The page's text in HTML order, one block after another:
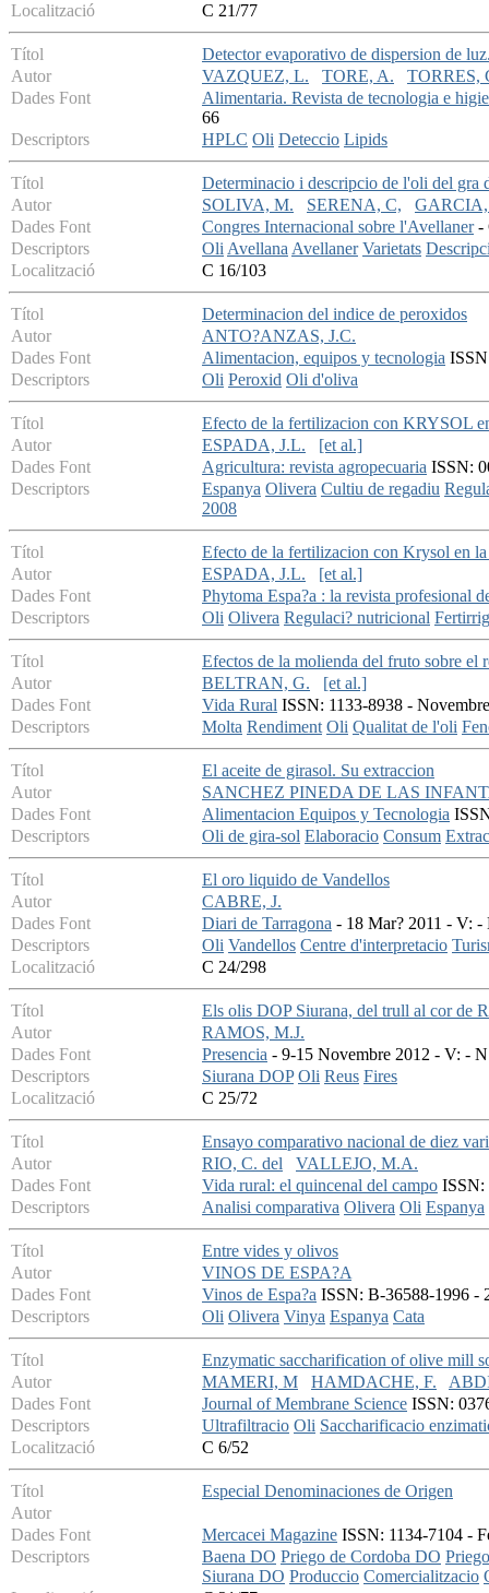
Localització
C 21/77
Títol
Detector evaporativo de dispersion de
Autor
VAZQUEZ, L. TORE, A.
TORRES,
Dades Font
Alimentaria. Revista de tecnologia e
66
Descriptors
HPLC Oli Deteccio Lipids
Títol
Determinacio i descripcio de l'oli del gra
Autor
SOLIVA, M. SERENA, C,
Dades Font
Congres Internacional sobre l'Avellaner-
Descriptors
OliAvellanaAvellaner Varietats
Localització
C 16/103
Títol
Determinacion del indice de peroxidos
Autor
ANTO?ANZAS, J.C.
Dades Font
Alimentacion, equipos y tecnologia
Descriptors
Oli Peroxid Oli d'oliva
Títol
Efecto de la fertilizacion con KRYSOL
Autor
ESPADA, J.L.
[et al.]
Dades Font
Agricultura: revista agropecuaria ISSN:
Descriptors
Espanya Olivera Cultiu de regadiu
2008
Títol
Efecto de la fertilizacion con Krysol en
Autor
ESPADA, J.L.
[et al.]
Dades Font
Phytoma Espa?a : la revista profesional
Descriptors
Oli Olivera Regulaci? nutricional
Títol
Efectos de la molienda del fruto sobre el
Autor
BELTRAN, G.
[et al.]
Dades Font
Vida Rural ISSN: 1133-8938 -
Descriptors
Molta Rendiment Oli Qualitat de l'oli
Títol
El aceite de girasol. Su extraccion
Autor
SANCHEZ PINEDA DE LAS
Dades Font
Alimentacion Equipos y Tecnologia
Descriptors
Oli de gira-sol Elaboracio Consum
Títol
El oro liquido de Vandellos
Autor
CABRE, J.
Dades Font
Diari de Tarragona - 18 Mar? 2011 - V: -
Descriptors
Oli Vandellos Centre d'interpretacio
Localització
C 24/298
Títol
Els olis DOP Siurana, del trull al cor de
Autor
RAMOS, M.J.
Dades Font
Presencia - 9-15 Novembre 2012 - V: -
Descriptors
Siurana DOP Oli Reus Fires
Localització
C 25/72
Títol
Ensayo comparativo nacional de diez
Autor
RIO, C. del
VALLEJO, M.A.
Dades Font
Vida rural: el quincenal del campo ISSN:
Descriptors
Analisi comparativa Olivera Oli Espanya
Títol
Entre vides y olivos
Autor
VINOS DE ESPA?A
Dades Font
Vinos de Espa?a ISSN: B-36588-1996 -
Descriptors
Oli Olivera Vinya Espanya Cata
Títol
Enzymatic saccharification of olive mill
Autor
MAMERI, M HAMDACHE, F.
Dades Font
Journal of Membrane Science ISSN:
Descriptors
Ultrafiltracio Oli Saccharificacio
Localització
C 6/52
Títol
Especial Denominaciones de Origen
Autor
Dades Font
Mercacei Magazine ISSN: 1134-7104 -
Descriptors
Baena DO Priego de Cordoba DO
Siurana DO Produccio Comercialitzacio